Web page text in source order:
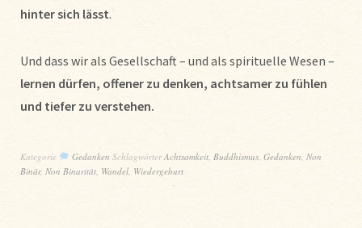
hinter sich lässt.
Und dass wir als Gesellschaft – und als spirituelle Wesen –
lernen dürfen, offener zu denken, achtsamer zu fühlen
und tiefer zu verstehen.
Kategorie Gedanken SchlagwörterAchtsamkeit, Buddhismus, Gedanken Non
Binär, Non Binarität Wandel Wiedergeburt